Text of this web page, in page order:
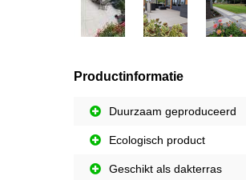
Productinformatie
Duurzaam geproduceerd
Ecologisch product
Geschikt als dakterras